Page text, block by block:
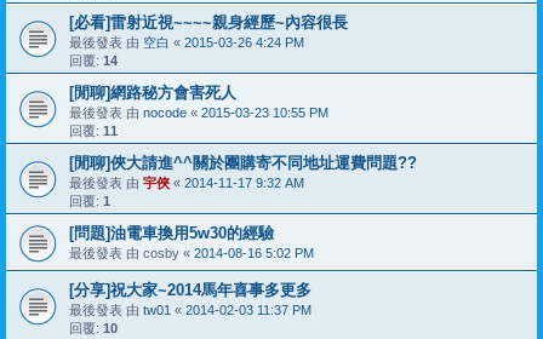
[必看]雷射近視~~~~親身經歷~內容很長
最後發表 由 空白 « 2015-03-26 4:24 PM
回覆: 14
[閒聊]網路秘方會害死人
最後發表 由 nocode « 2015-03-23 10:55 PM
回覆: 11
[閒聊]俠大請進^^關於團購寄不同地址運費問題??
最後發表 由 宇俠 « 2014-11-17 9:32 AM
回覆: 1
[問題]油電車換用5w30的經驗
最後發表 由 cosby « 2014-08-16 5:02 PM
[分享]祝大家~2014馬年喜事多更多
最後發表 由 tw01 « 2014-02-03 11:37 PM
回覆: 10